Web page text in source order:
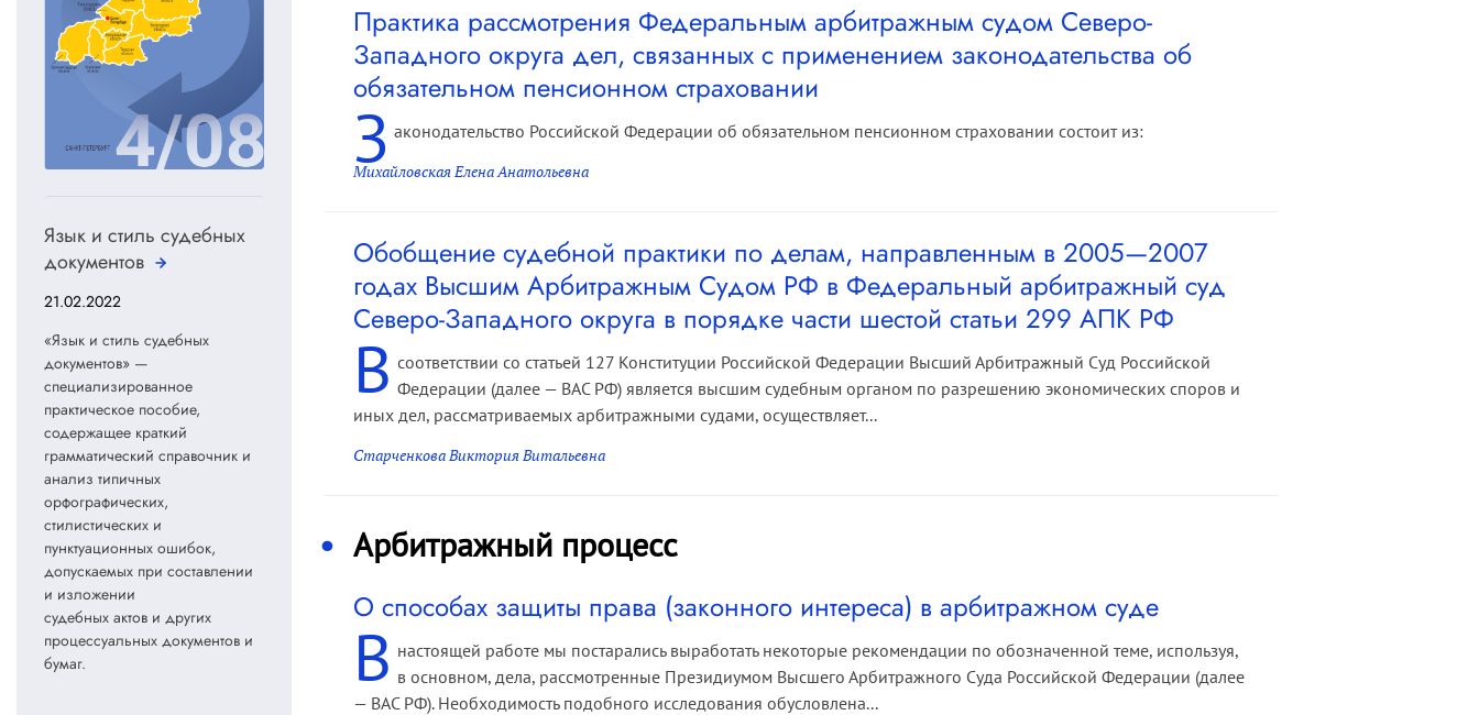
Язык и стиль судебных
документов
21.02.2022
«Язык и стиль судебных
документов» —
специализированное
практическое пособие,
содержащее краткий
грамматический справочник и
анализ типичных
орфографических,
стилистических и
пунктуационных ошибок,
допускаемых при составлении
и изложении
судебных актов и других
процессуальных документов и
бумаг.
Практика рассмотрения Федеральным арбитражным судом Северо-
Западного округа дел, связанных с применением законодательства об
обязательном пенсионном страховании
З аконодательство Российской Федерации об обязательном пенсионном страховании состоит из:
Михайловская Елена Анатольевна
Обобщение судебной практики по делам, направленным в 2005—2007
годах Высшим Арбитражным Судом РФ в Федеральный арбитражный суд
Северо-Западного округа в порядке части шестой статьи 299 АПК РФ
В соответствии со статьей 127 Конституции Российской Федерации Высший Арбитражный Суд Российской
Федерации (далее — ВАС РФ) является высшим судебным органом по разрешению экономических споров и
иных дел, рассматриваемых арбитражными судами, осуществляет...
Старченкова Виктория Витальевна
Арбитражный процесс
О способах защиты права (законного интереса) в арбитражном суде
В настоящей работе мы постарались выработать некоторые рекомендации по обозначенной теме, используя,
в основном, дела, рассмотренные Президиумом Высшего Арбитражного Суда Российской Федерации (далее
— ВАС РФ). Необходимость подобного исследования обусловлена...